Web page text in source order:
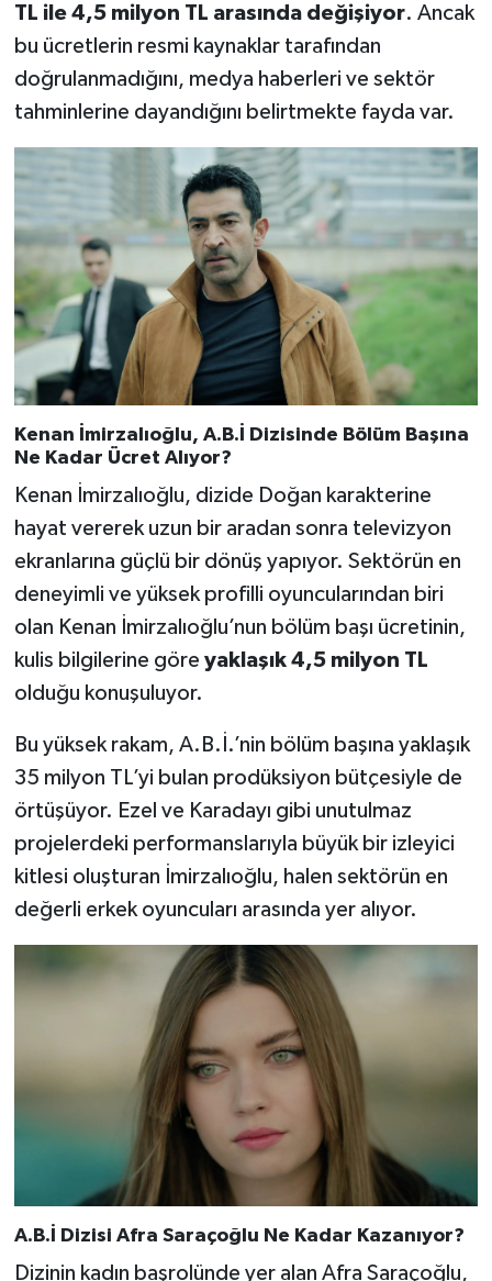
TL ile 4,5 milyon TL arasında değişiyor. Ancak
bu ücretlerin resmi kaynaklar tarafından
doğrulanmadığını, medya haberleri ve sektör
tahminlerine dayandığını belirtmekte fayda var.
Kenan İmirzalıoğlu, A.B.İ Dizisinde Bölüm Başına
Ne Kadar Ücret Alıyor?
Kenan İmirzalıoğlu, dizide Doğan karakterine
hayat vererek uzun bir aradan sonra televizyon
ekranlarına güçlü bir dönüş yapıyor. Sektörün en
deneyimli ve yüksek profilli oyuncularından biri
olan Kenan İmirzalıoğlu’nun bölüm başı ücretinin,
kulis bilgilerine göre yaklaşık 4,5 milyon TL
olduğu konuşuluyor.
Bu yüksek rakam, A.B.İ.’nin bölüm başına yaklaşık
35 milyon TL’yi bulan prodüksiyon bütçesiyle de
örtüşüyor. Ezel ve Karadayı gibi unutulmaz
projelerdeki performanslarıyla büyük bir izleyici
kitlesi oluşturan İmirzalıoğlu, halen sektörün en
değerli erkek oyuncuları arasında yer alıyor.
A.B.İ Dizisi Afra Saraçoğlu Ne Kadar Kazanıyor?
Dizinin kadın başrolünde yer alan Afra Saraçoğlu,